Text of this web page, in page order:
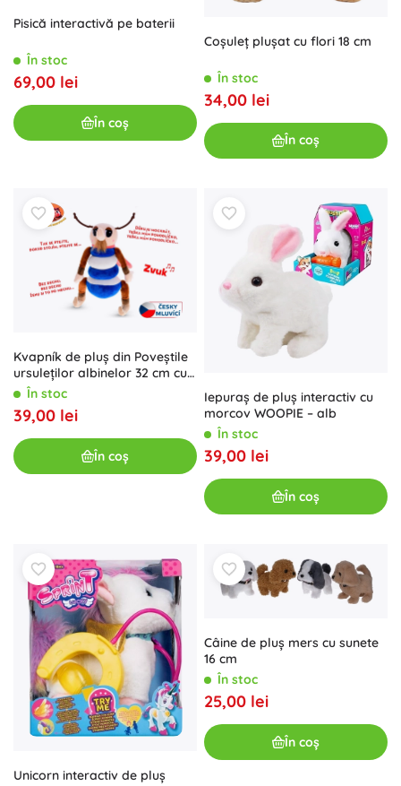
Pisică interactivă pe baterii
În stoc
69,00 lei
În coș
Coșuleț plușat cu flori 18 cm
În stoc
34,00 lei
În coș
Kvapník de pluș din Poveștile
ursuleților albinelor 32 cm cu
sunet
În stoc
39,00 lei
În coș
Iepuraș de pluș interactiv cu
morcov WOOPIE – alb
În stoc
39,00 lei
În coș
Unicorn interactiv de pluș
Câine de pluș mers cu sunete
16 cm
În stoc
25,00 lei
În coș